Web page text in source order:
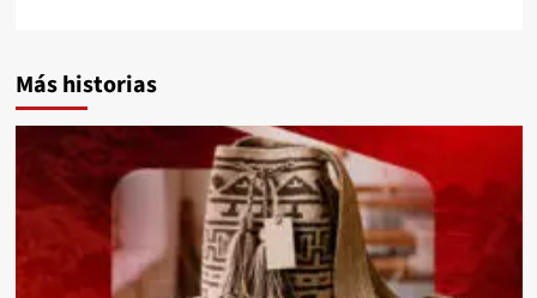
Más historias